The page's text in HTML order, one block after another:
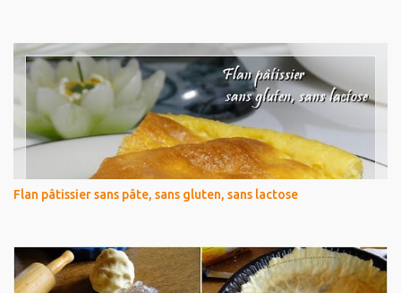
Flan pâtissier sans pâte, sans gluten, sans lactose